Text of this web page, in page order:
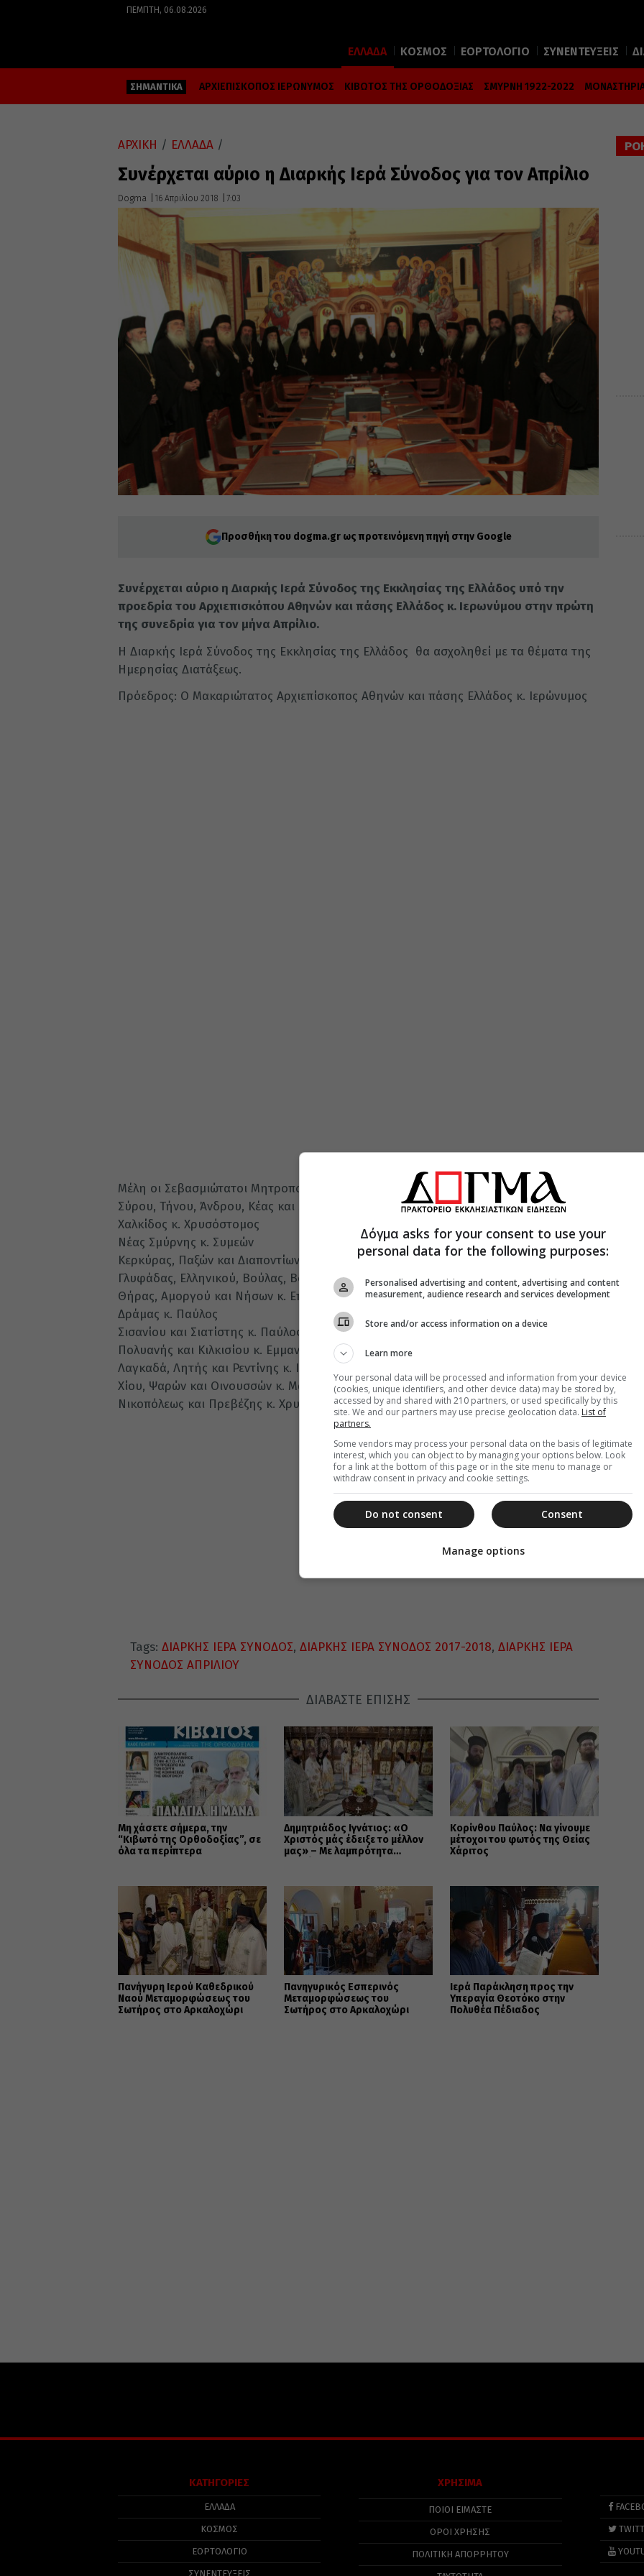
ΠΈΜΠΤΗ, 06.08.2026
ΕΛΛΑΔΑ ΚΟΣΜΟΣ ΕΟΡΤΟΛΟΓΙΟ ΣΥΝΕΝΤΕΥΞΕΙΣ
ΣΗΜΑΝΤΙΚΑ ΑΡΧΙΕΠΙΣΚΟΠΟΣ ΙΕΡΩΝΥΜΟΣ ΚΙΒΩΤΟΣ ΤΗΣ ΟΡΘΟΔΟΞΙΑΣ ΣΜΥΡΝΗ 1922-2022
ΑΡΧΙΚΗ / ΕΛΛΑΔΑ /
Συνέρχεται αύριο η Διαρκής Ιερά Σύνοδος για τον Απρίλιο
Dogma 16 Απριλίου 2018 7:03
Προσθήκη του dogma.gr ως προτεινόμενη πηγή στην Google
Συνέρχεται αύριο η Διαρκής Ιερά Σύνοδος της Εκκλησίας της Ελλάδος υπό την
προεδρία του Αρχιεπισκόπου Αθηνών και πάσης Ελλάδος κ. Ιερωνύμου στην πρώτη
της συνεδρία για τον μήνα Απρίλιο.
Η Διαρκής Ιερά Σύνοδος της Εκκλησίας της Ελλάδος θα ασχοληθεί με τα θέματα της
Ημερησίας Διατάξεως.
Πρόεδρος: Ο Μακαριώτατος Αρχιεπίσκοπος Αθηνών και πάσης Ελλάδος κ. Ιερώνυμος
Μέλη οι Σεβασμιώτατοι Μητροπολίτες:
Σύρου, Τήνου, Άνδρου, Κέας και Μήλου κ. Δωρόθεος
Χαλκίδος κ. Χρυσόστομος
Νέας Σμύρνης κ. Συμεών
Κερκύρας, Παξών και Διαποντίων Νήσων κ. Νεκτάριος
Γλυφάδας, Ελληνικού, Βούλας, Βουλιαγμένης και Βάρης κ. Παύλος
Θήρας, Αμοργού και Νήσων κ. Επιφάνιος
Δράμας κ. Παύλος
Σισανίου και Σιατίστης κ. Παύλος
Πολυανής και Κιλκισίου κ. Εμμανουήλ
Λαγκαδά, Λητής και Ρεντίνης κ. Ιωάννης
Χίου, Ψαρών και Οινουσσών κ. Μάρκος
Νικοπόλεως και Πρεβέζης κ. Χρυσόστομος
Tags: ΔΙΑΡΚΗΣ ΙΕΡΑ ΣΥΝΟΔΟΣ, ΔΙΑΡΚΗΣ ΙΕΡΑ ΣΥΝΟΔΟΣ 2017-2018, ΔΙΑΡΚΗΣ ΙΕΡΑ
ΣΥΝΟΔΟΣ ΑΠΡΙΛΙΟΥ
ΔΙΑΒΑΣΤΕ ΕΠΙΣΗΣ
Μη χάσετε σήμερα, την
“Κιβωτό της Ορθοδοξίας”, σε
όλα τα περίπτερα
Δημητριάδος Ιγνάτιος: «Ο
Χριστός μάς έδειξε το μέλλον
μας» – Με λαμπρότητα
Κορίνθου Παύλος: Να γίνουμε
μέτοχοι του φωτός της Θείας
Χάριτος
Πανήγυρη Ιερού Καθεδρικού
Ναού Μεταμορφώσεως του
Σωτήρος στο Αρκαλοχώρι
Πανηγυρικός Εσπερινός
Μεταμορφώσεως του
Σωτήρος στο Αρκαλοχώρι
Ιερά Παράκληση προς την
Υπεραγία Θεοτόκο στην
Πολυθέα Πέδιαδος
ΚΑΤΗΓΟΡΙΕΣ
ΕΛΛΑΔΑ
ΚΟΣΜΟΣ
ΕΟΡΤΟΛΟΓΙΟ
ΣΥΝΕΝΤΕΥΞΕΙΣ
ΧΡΗΣΙΜΑ
ΠΟΙΟΙ ΕΙΜΑΣΤΕ
ΟΡΟΙ ΧΡΗΣΗΣ
ΠΟΛΙΤΙΚΉ ΑΠΟΡΡΉΤΟΥ
Δόγμα asks for your consent to use your
personal data for the following purposes:
Personalised advertising and content, advertising and content
measurement, audience research and services development
Store and/or access information on a device
Learn more
Your personal data will be processed and information from your device
(cookies, unique identifiers, and other device data) may be stored by,
accessed by and shared with 210 partners, or used specifically by this
site. We and our partners may use precise geolocation data. List of
partners.
Some vendors may process your personal data on the basis of legitimate
interest, which you can object to by managing your options below. Look
for a link at the bottom of this page or in the site menu to manage or
withdraw consent in privacy and cookie settings.
Consent
Do not consent
Manage options